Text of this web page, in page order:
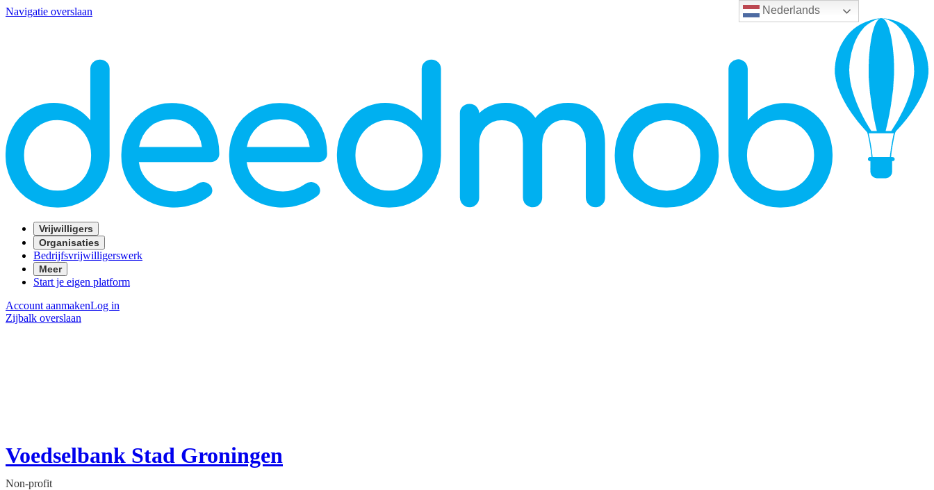
Nederlands
Navigatie overslaan
Vrijwilligers
Organisaties
Bedrijfsvrijwilligerswerk
Meer
Start je eigen platform
Account aanmakenLog in
Zijbalk overslaan
Voedselbank Stad Groningen
Non-profit